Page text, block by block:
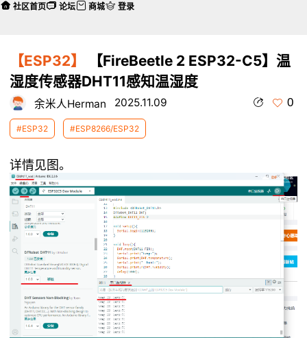
【ESP32】
【FireBeetle 2 ESP32-C5】温
湿度传感器DHT11感知温湿度
余米人Herman 2025.11.09 0
#ESP32 #ESP8266/ESP32
详情见图。
社区首页 论坛 商城 登录